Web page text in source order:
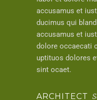
accusamus et
ducimus qui
accusamus et
dolore occaecati
uptituos dolores
sint ocaet.
ARCHITECT